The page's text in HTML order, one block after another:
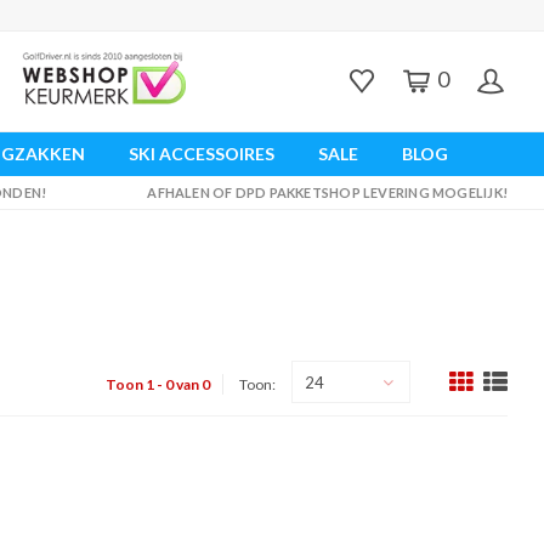
0
SKI ACCESSOIRES SALE BLOG
AFHALEN OF DPD PAKKETSHOP LEVERING MOGELIJK!
Toon 1 - 0 van 0 Toon: 24